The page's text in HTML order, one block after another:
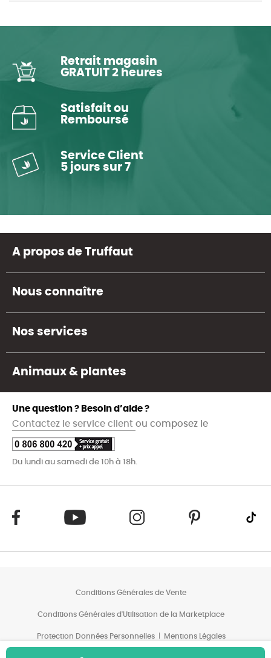
Retrait magasin
GRATUIT 2 heures
Satisfait ou
Remboursé
Service Client
5 jours sur 7
A propos de Truffaut
Nous connaître
Nos services
Animaux & plantes
Une question ? Besoin d’aide ?
Contactez le service client ou composez le
Du lundi au samedi de 10h à 18h.
Conditions Générales de Vente
Conditions Générales d'Utilisation de la Marketplace
Protection Données Personnelles Mentions Légales